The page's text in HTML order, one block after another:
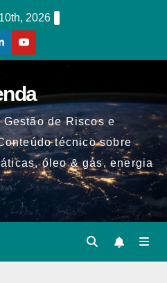
2026
de Riscos e
técnico sobre
óleo & gás, energia